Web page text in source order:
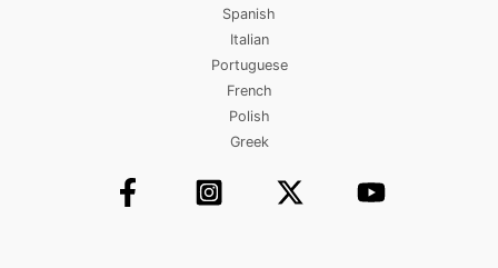
Spanish
Italian
Portuguese
French
Polish
Greek